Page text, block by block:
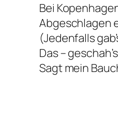
Bei
Abgeschlagen
(Jedenfalls
Das –
Sagt mein